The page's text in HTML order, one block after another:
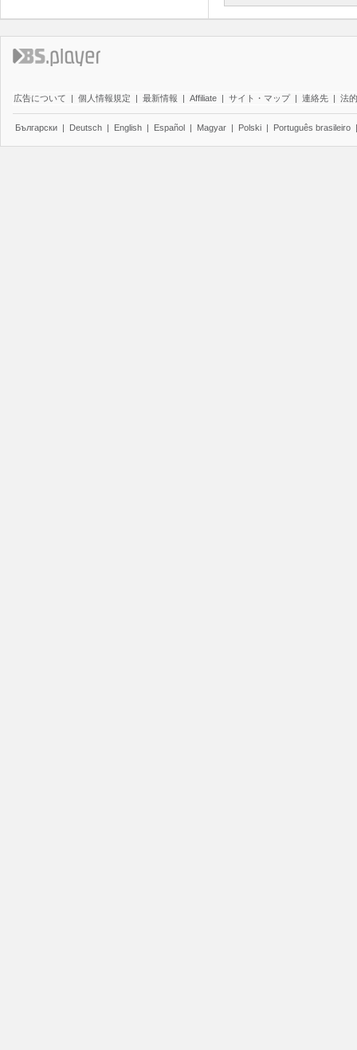
広告について | 個人情報規定 | 最新情報 | Affiliate | サイト・マップ | 連絡先 | 法
Български | Deutsch | English | Español | Magyar | Polski | Português brasileiro